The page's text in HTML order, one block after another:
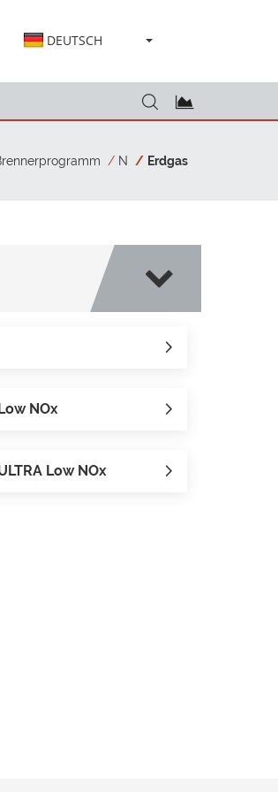
DEUTSCH
N Erdgas
NOx
Low NOx